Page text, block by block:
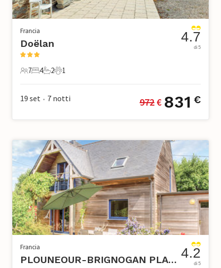
Francia
Doëlan
7 Ospiti
7
4 Camere da letto
4
2 Bagni
2
1 Animale domestico
1
4.7
di 5
19 set • 7 notti 972 € 831 €
Francia
PLOUNEOUR-BRIGNOGAN PLAGES 4.2
di 5